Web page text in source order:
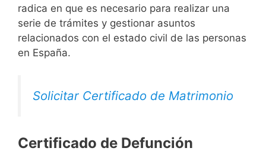
radica en que es necesario para realizar una
serie de trámites y gestionar asuntos
relacionados con el estado civil de las personas
en España.
Solicitar Certificado de Matrimonio
Certificado de Defunción